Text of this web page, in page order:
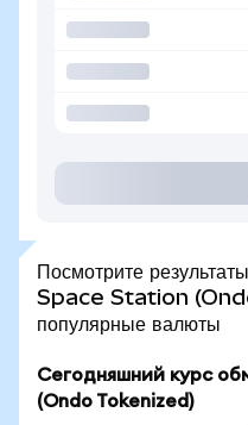
Посмотрите
Space Station
популярные валюты
Сегодняшний курс
(Ondo Tokenized)